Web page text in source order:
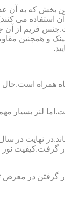
بخش که به آن
آن استفاده می
فریم از
و همچنین
همراه
لنز بسیار
نور